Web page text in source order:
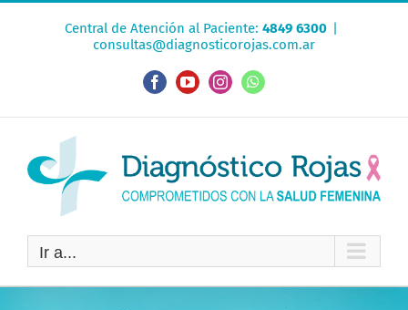
Central de Atención al Paciente: 4849 6300 |
consultas@diagnosticorojas.com.ar
FacebookYouTubeInstagramWhatsApp
Ir a...